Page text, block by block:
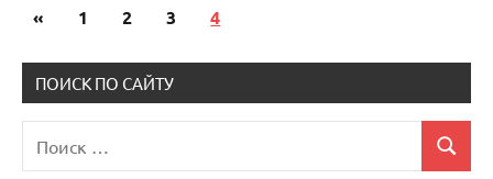
записей
« Предыдущие
1 2 3 4
ПОИСК ПО САЙТУ
для:
Поиск